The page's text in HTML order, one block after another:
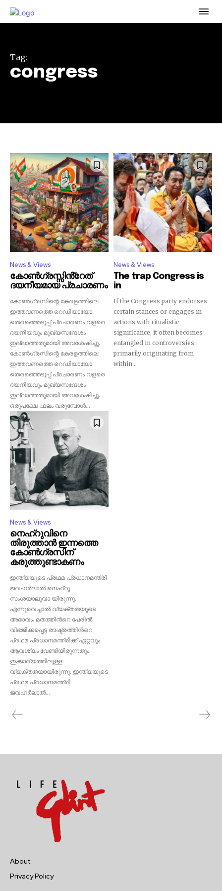
Join our community of
SUBSCRIBERS and be part of the
conversation.
or click the subscribe button below. Don't worry, we respect
your privacy and won't spam your inbox. Your information is
safe with us.
32,111
Followers
32,214
Followers
11,243
Followers
Tag:
congress
News & Views
കോൺഗ്രസ്സിൻ്റേത്
ദയനീയമായ പ്രചാരണം
കോൺഗ്രസിന്റെ കേരളത്തിലെ
ഇത്തവണത്തെ റെഡിയായോ
തെരഞ്ഞെടുപ്പ് പ്രചാരണം വളരെ
ദയനീയവും മുഖ്യസന്ദേശം
ഇല്ലാത്തതുമായി അവശേഷിച്ചു.
കോൺഗ്രസിന്റെ കേരളത്തിലെ
ഇത്തവണത്തെ റെഡിയായോ
തെരഞ്ഞെടുപ്പ് പ്രചാരണം വളരെ
ദയനീയവും മുഖ്യസന്ദേശം
ഇല്ലാത്തതുമായി അവശേഷിച്ചു.
ഒരുപക്ഷേ ഫലം വരുമ്പോൾ...
News & Views
The trap Congress is
in
If the Congress party endorses
certain stances or engages in
actions with ritualistic
significance, it often becomes
entangled in controversies,
primarily originating from
within...
News & Views
നെഹ്റുവിനെ
തിരുത്താൻ ഇന്നത്തെ
കോൺഗ്രസിന്
കരുത്തുണ്ടാകണം
ഇന്ത്യയുടെ പ്രഥമ പ്രധാനമന്ത്രി
ജവഹർലാൽ നെഹ്റു
സംശയാലുവാ യിരുന്നു.
എന്നുവെച്ചാൽ വ്യക്തതയുടെ
അഭാവം. മതത്തിൻറെ പേരിൽ
വിഭജിക്കപ്പെട്ട രാഷ്ട്രത്തിൻറെ
പ്രഥമ പ്രധാനമന്ത്രിക്ക് ഏറ്റവും
ആവശ്യം വേണ്ടിയിരുന്നതും
ഇക്കാര്യത്തിലുള്ള
വ്യക്തതയായിരുന്നു. ഇന്ത്യയുടെ
പ്രഥമ പ്രധാനമന്ത്രി
ജവഹർലാൽ...
About
Privacy Policy